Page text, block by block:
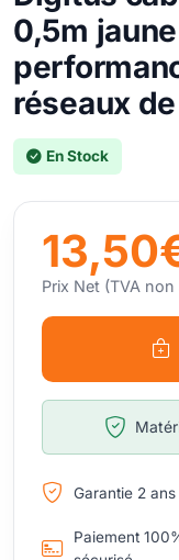
0,5m
réseaux
En Stock
Prix Net (TVA
Garantie 2
Paiement